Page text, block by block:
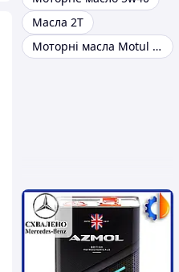
Масла 2Т
Моторні масла Motul 7100 4T 10W-40